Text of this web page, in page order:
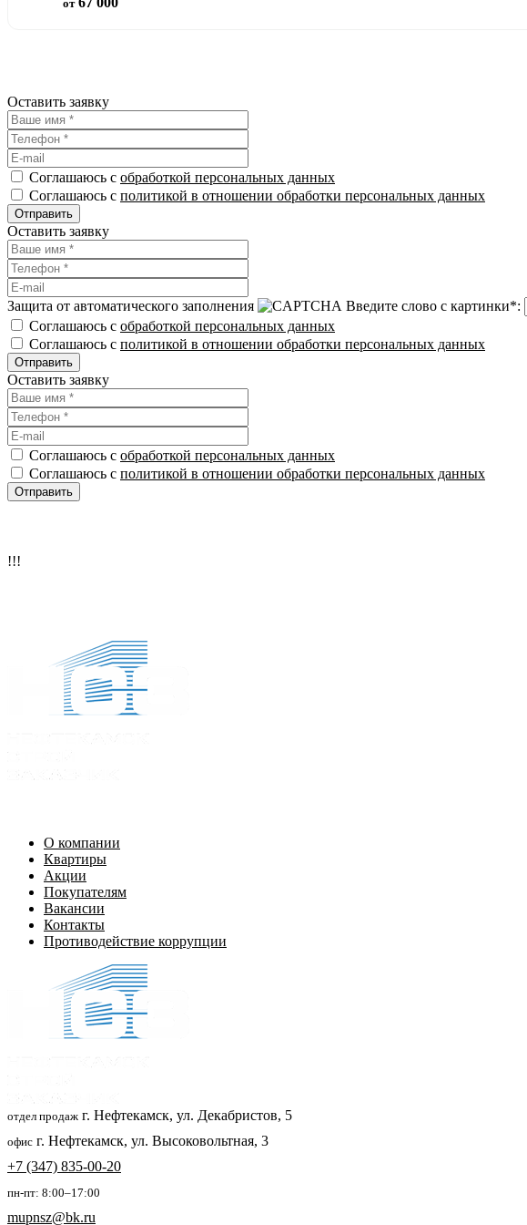
от
Оставить заявку
Соглашаюсь с обработкой персональных данных
Соглашаюсь с политикой в отношении обработки персональных данных
Оставить заявку
Защита от автоматического заполнения Введите слово с картинки*:
Соглашаюсь с обработкой персональных данных
Соглашаюсь с политикой в отношении обработки персональных данных
Оставить заявку
Соглашаюсь с обработкой персональных данных
Соглашаюсь с политикой в отношении обработки персональных данных
!!!
О компании
Квартиры
Акции
Покупателям
Вакансии
Контакты
Противодействие коррупции
отдел продаж г. Нефтекамск, ул. Декабристов, 5
офис г. Нефтекамск, ул. Высоковольтная, 3
+7 (347) 835-00-20
пн-пт: 8:00–17:00
mupnsz@bk.ru